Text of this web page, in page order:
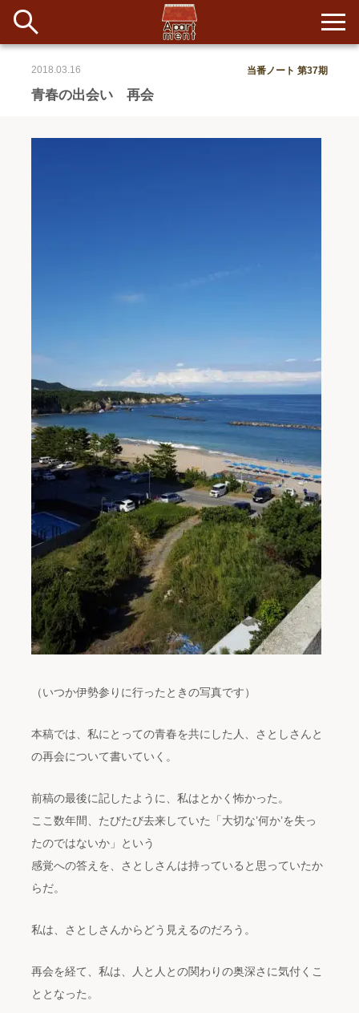
青春の出会い 再会
2018.03.16 当番ノート 第37期
（いつか伊勢参りに行ったときの写真です）
本稿では、私にとっての青春を共にした人、さとしさんと
の再会について書いていく。
前稿の最後に記したように、私はとかく怖かった。
ここ数年間、たびたび去来していた「大切な’何か’を失っ
たのではないか」という
感覚への答えを、さとしさんは持っていると思っていたか
らだ。
私は、さとしさんからどう見えるのだろう。
再会を経て、私は、人と人との関わりの奥深さに気付くこ
ととなった。